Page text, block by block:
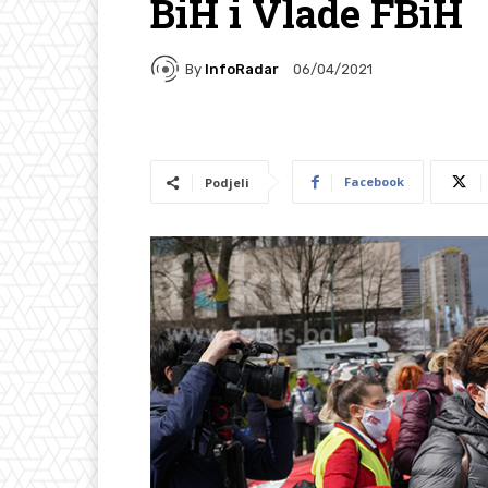
BiH i Vlade FBiH
By InfoRadar 06/04/2021
Podjeli Facebook